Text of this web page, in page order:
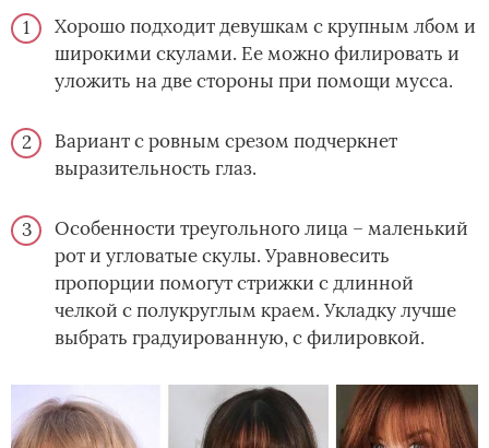
Хорошо подходит девушкам с крупным лбом и
широкими скулами. Ее можно филировать и
уложить на две стороны при помощи мусса.
Вариант с ровным срезом подчеркнет
выразительность глаз.
Особенности треугольного лица – маленький
рот и угловатые скулы. Уравновесить
пропорции помогут стрижки с длинной
челкой с полукруглым краем. Укладку лучше
выбрать градуированную, с филировкой.